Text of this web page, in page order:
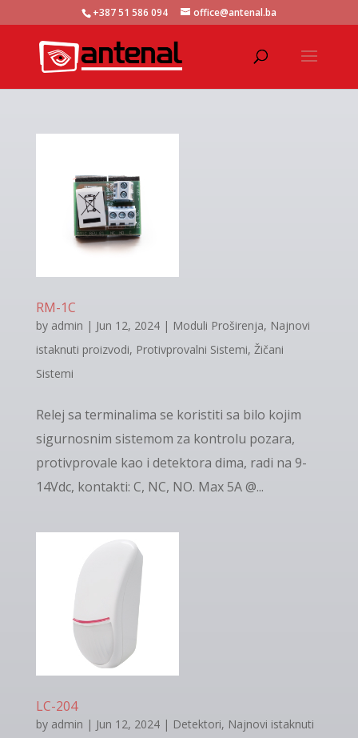
+387 51 586 094 office@antenal.ba
RM-1C
by admin | Jun 12, 2024| Moduli Proširenja, Najnovi
istaknuti proizvodi, Protivprovalni Sistemi, Žičani
Sistemi
Relej sa terminalima se koristiti sa bilo kojim
sigurnosnim sistemom za kontrolu pozara,
protivprovale kao i detektora dima, radi na 9-
14Vdc, kontakti: C, NC, NO. Max 5A @...
LC-204
by admin | Jun 12, 2024| Detektori, Najnovi istaknuti